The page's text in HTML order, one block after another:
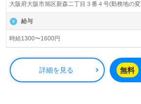
大阪府大阪市旭区新森二丁目３番４号(勤務地の
給与
時給1300〜1600円
詳細を見る 無料